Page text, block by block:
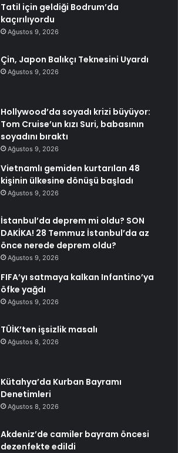
Tatil için geldiği Bodrum’da
kaçırılıyordu
Ağustos 9, 2026
Çin, Japon Balıkçı Teknesini Uyardı
Ağustos 9, 2026
Hollywood’da soyadı krizi büyüyor:
Tom Cruise’un kızı Suri, babasının
soyadını bıraktı
Ağustos 9, 2026
Vietnamlı gemiden kurtarılan 48
kişinin ülkesine dönüşü başladı
Ağustos 9, 2026
İstanbul’da deprem mi oldu? SON
DAKİKA! 28 Temmuz İstanbul’da az
önce nerede deprem oldu?
Ağustos 9, 2026
FIFA’yı satmaya kalkan Infantino’ya
öfke yağdı
Ağustos 9, 2026
TÜİK’ten işsizlik masalı
Ağustos 8, 2026
Kütahya’da Kurban Bayramı
Denetimleri
Ağustos 8, 2026
Akdeniz’de camiler bayram öncesi
dezenfekte edildi